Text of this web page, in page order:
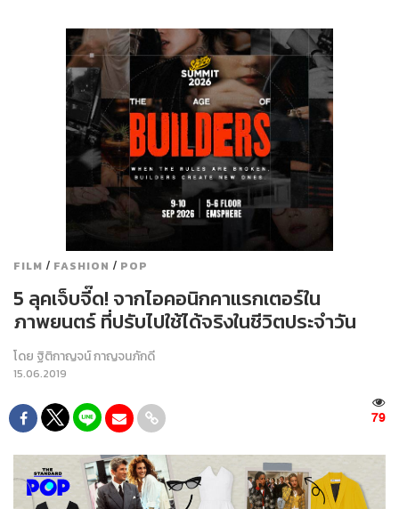
FILM / FASHION / POP
5 ลุคเจ็บจี๊ด! จากไอคอนิกคาแรกเตอร์ใน
ภาพยนตร์ ที่ปรับไปใช้ได้จริงในชีวิตประจำวัน
โดย ฐิติกาญจน์ กาญจนภักดี
15.06.2019
79